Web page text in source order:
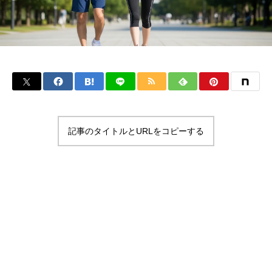
記事のタイトルとURLをコピーする